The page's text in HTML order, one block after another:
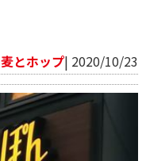
麦とホップ| 2020/10/23